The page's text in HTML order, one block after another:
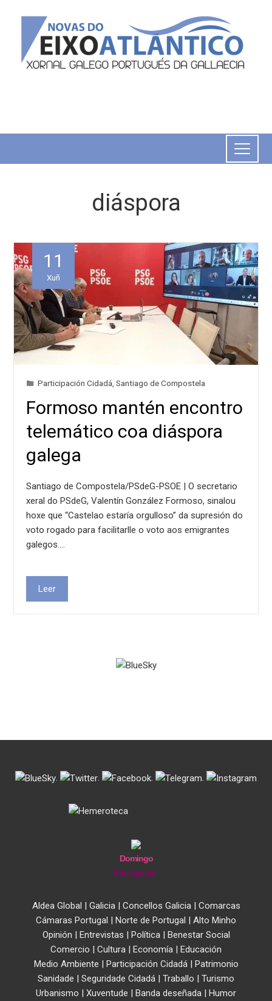
diáspora
11
Xuñ
Participación Cidadá ,Santiago de Compostela
Formoso mantén encontro
telemático coa diáspora
galega
Santiago de Compostela/PSdeG-PSOE | O secretario
xeral do PSdeG, Valentín González Formoso, sinalou
hoxe que “Castelao estaría orgulloso” da supresión do
voto rogado para facilitarlle o voto aos emigrantes
galegos.…
Leer
. . . .
Domingo
9 de Agosto
Aldea Global | Galicia| Concellos Galicia| Comarcas
Cámaras Portugal | Norte de Portugal | Alto Minho
Opinión | Entrevistas | Política| Benestar Social
Comercio | Cultura | Economía | Educación
Medio Ambiente | Participación Cidadá| Patrimonio
Sanidade | Seguridade Cidadá | Traballo | Turismo
Urbanismo | Xuventude | Banda deseñada | Humor